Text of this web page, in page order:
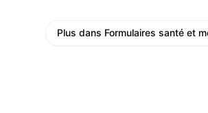
Plus dans Formulaires santé et